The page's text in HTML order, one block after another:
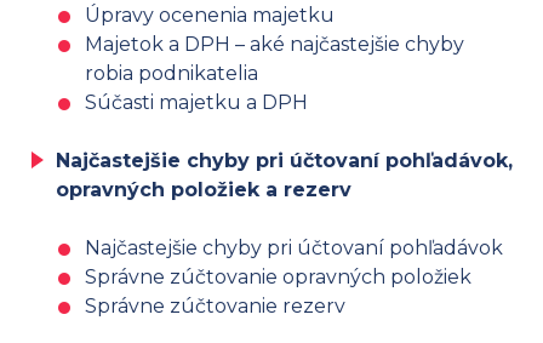
Úpravy ocenenia majetku
Majetok a DPH – aké najčastejšie chyby
robia podnikatelia
Súčasti majetku a DPH
Najčastejšie chyby pri účtovaní pohľadávok,
opravných položiek a rezerv
Najčastejšie chyby pri účtovaní pohľadávok
Správne zúčtovanie opravných položiek
Správne zúčtovanie rezerv